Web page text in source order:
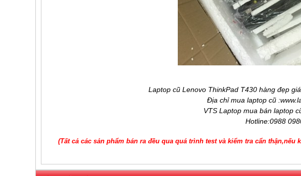
Laptop cũ Lenovo ThinkPad T430 hàng đẹp
Địa chỉ mua laptop cũ
VTS Laptop mua bán laptop
Hotline:0988
(Tất cả các sản phẩm bán ra đều qua quá trình test và kiểm tra cẩn